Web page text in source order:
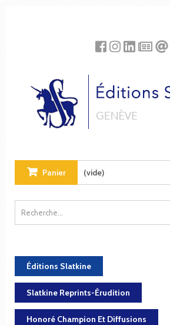
Panier (vide)
Éditions Slatkine
Slatkine Reprints-Érudition
Honoré Champion Et Diffusions